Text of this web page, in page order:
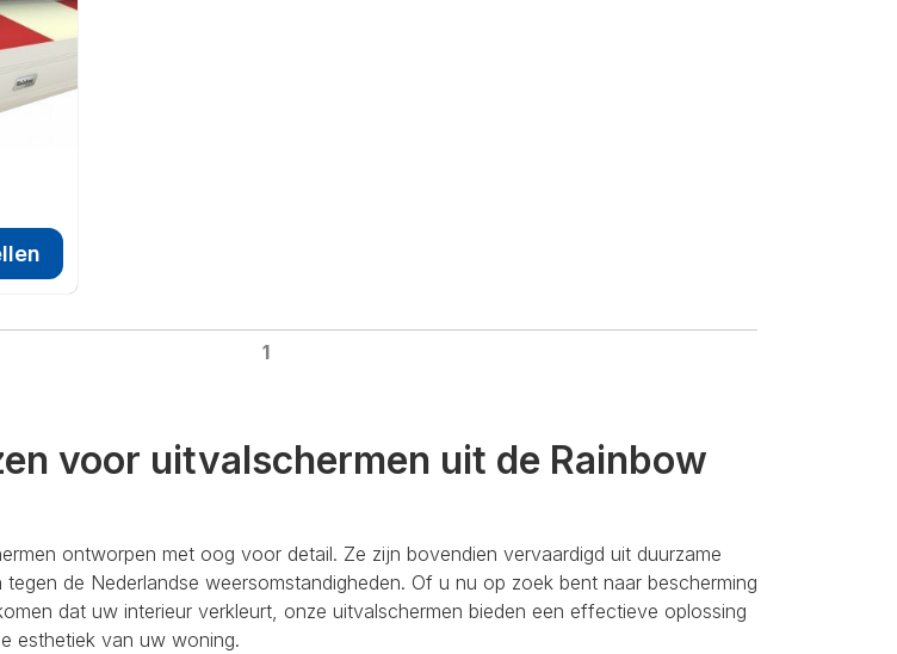
1
voor uitvalschermen uit de Rainbow
ontworpen met oog voor detail. Ze zijn bovendien vervaardigd uit duurzame
tegen de Nederlandse weersomstandigheden. Of u nu op zoek bent naar bescherming
dat uw interieur verkleurt, onze uitvalschermen bieden een effectieve oplossing
esthetiek van uw woning.